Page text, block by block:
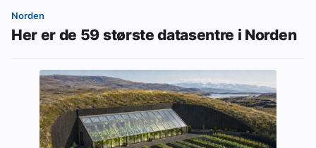
Norden
Her er de 59 største datasentre i Norden